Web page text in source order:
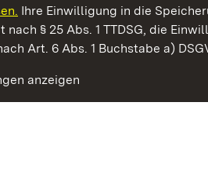
Ihre Einwilligung in die
§ 25 Abs. 1 TTDSG, die
Art. 6 Abs. 1 Buchstabe a)
anzeigen
Genießen.